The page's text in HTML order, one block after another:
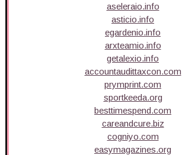
aseleraio.info
asticio.info
egardenio.info
arxteamio.info
getalexio.info
accountaudittaxcon.com
prymprint.com
sportkeeda.org
besttimespend.com
careandcure.biz
cogniyo.com
easymagazines.org